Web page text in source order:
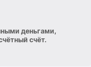
деньгами,
счёт.